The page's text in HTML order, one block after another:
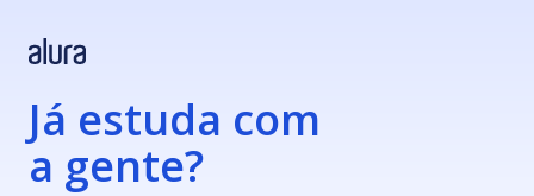
Já estuda com
a gente?